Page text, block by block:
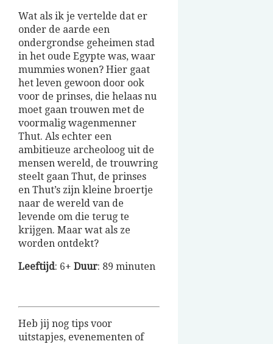
Wat als ik je vertelde dat er
onder de aarde een
ondergrondse geheimen stad
in het oude Egypte was, waar
mummies wonen? Hier gaat
het leven gewoon door ook
voor de prinses, die helaas nu
moet gaan trouwen met de
voormalig wagenmenner
Thut. Als echter een
ambitieuze archeoloog uit de
mensen wereld, de trouwring
steelt gaan Thut, de prinses
en Thut’s zijn kleine broertje
naar de wereld van de
levende om die terug te
krijgen. Maar wat als ze
worden ontdekt?
Leeftijd: 6+ Duur: 89 minuten
Heb jij nog tips voor
uitstapjes, evenementen of